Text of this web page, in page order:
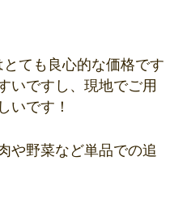
ても良心的な価格です
いですし、現地でご用
いです！
や野菜など単品での追